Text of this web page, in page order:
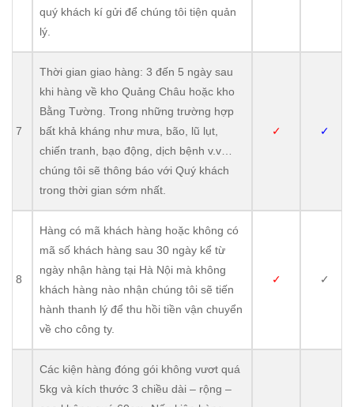
quý khách kí gửi để chúng tôi tiện quản
lý.
7
Thời gian giao hàng: 3 đến 5 ngày sau
khi hàng về kho Quảng Châu hoặc kho
Bằng Tường. Trong những trường hợp
bất khả kháng như mưa, bão, lũ lụt,
chiến tranh, bạo động, dịch bệnh v.v…
chúng tôi sẽ thông báo với Quý khách
trong thời gian sớm nhất.
✓ ✓
8
Hàng có mã khách hàng hoặc không có
mã số khách hàng sau 30 ngày kể từ
ngày nhận hàng tại Hà Nội mà không
khách hàng nào nhận chúng tôi sẽ tiến
hành thanh lý để thu hồi tiền vận chuyển
về cho công ty.
✓ ✓
Các kiện hàng đóng gói không vươt quá
5kg và kích thước 3 chiều dài – rộng –